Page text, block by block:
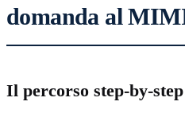
domanda al
Il percorso step-by-step